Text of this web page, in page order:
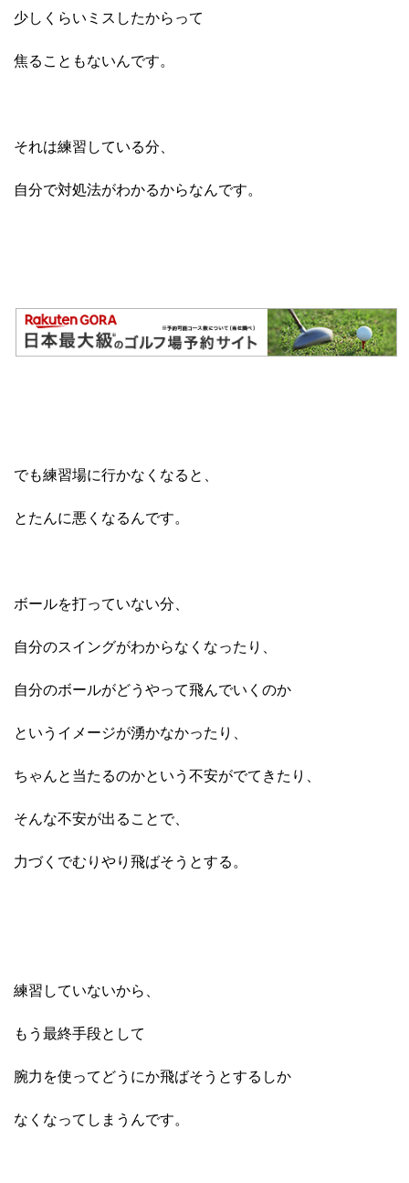
少しくらいミスしたからって
焦ることもないんです。
それは練習している分、
自分で対処法がわかるからなんです。
でも練習場に行かなくなると、
とたんに悪くなるんです。
ボールを打っていない分、
自分のスイングがわからなくなったり、
自分のボールがどうやって飛んでいくのか
というイメージが湧かなかったり、
ちゃんと当たるのかという不安がでてきたり、
そんな不安が出ることで、
力づくでむりやり飛ばそうとする。
練習していないから、
もう最終手段として
腕力を使ってどうにか飛ばそうとするしか
なくなってしまうんです。